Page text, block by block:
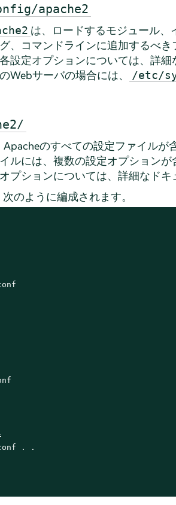
apache2
は、ロードするモジュール
、コマンドラインに追加するべ
設定オプションについては、詳
Webサーバの場合には、
/etc/
Apacheのすべての設定ファイル
ルには、複数の設定オプションが
プションについては、詳細なドキ
のように編成されます。
. .